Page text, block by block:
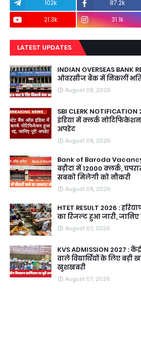
102k 87.2k
21.3k
31.1k
LATEST UPDATES
INDIAN OVERSEAS BANK
ओवरसीज बैंक में निकलीं
August 08, 2026
SBI CLERK
इंडिया में क्लर्क नोटिफिकेशन
अपडेट
August 08, 2026
Bank of Baroda
बड़ौदा में 12000 क्लर्क,
सबको मिलेगी को नौकरी
August 08, 2026
HTET RESULT 2026 :
का रिजल्ट हुआ जारी,
August 07, 2026
KVS ADMISSION 2027 :
वाले विद्यार्थियों के लिए
खुशखबरी
August 07, 2026